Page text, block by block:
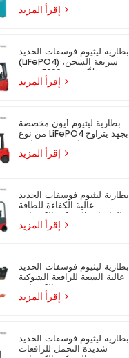
بطارية ليثيوم فوسفات الحديد
(LiFePO4) سريعة الشحن،
مناسبة للرافعات الشوكية
بطارية ليثيوم أيون مخصصة
من نوع LiFePO4 بجهد يتراوح
مناسبة للرافعات الشوكية
بطارية ليثيوم فوسفات الحديد
عالية الكفاءة للطاقة
بطارية ليثيوم فوسفات الحديد
عالية السعة للرافعة الشوكية
بطارية ليثيوم فوسفات الحديد
شديدة التحمل للرافعات